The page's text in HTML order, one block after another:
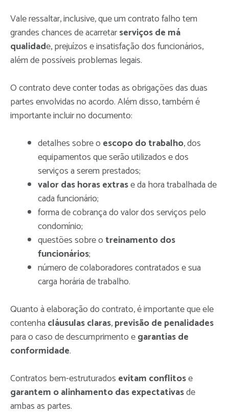
Vale ressaltar, inclusive, que um contrato falho tem
grandes chances de acarretarserviços de má
qualidade, prejuízos e insatisfação dos funcionários,
além de possíveis problemas legais.
O contrato deve conter todas as obrigações das duas
partes envolvidas no acordo. Além disso, também é
importante incluir no documento:
detalhes sobre o escopo do trabalho, dos
equipamentos que serão utilizados e dos
serviços a serem prestados;
valor das horas extrase da hora trabalhada de
cada funcionário;
forma de cobrança do valor dos serviços pelo
condomínio;
questões sobre o treinamento dos
funcionários;
número de colaboradores contratados e sua
carga horária de trabalho.
Quanto à elaboração do contrato, é importante que ele
contenha cláusulas claras,previsão de penalidades
para o caso de descumprimento egarantias de
conformidade.
Contratos bem-estruturados evitam conflitose
garantem o alinhamento das expectativasde
ambas as partes.